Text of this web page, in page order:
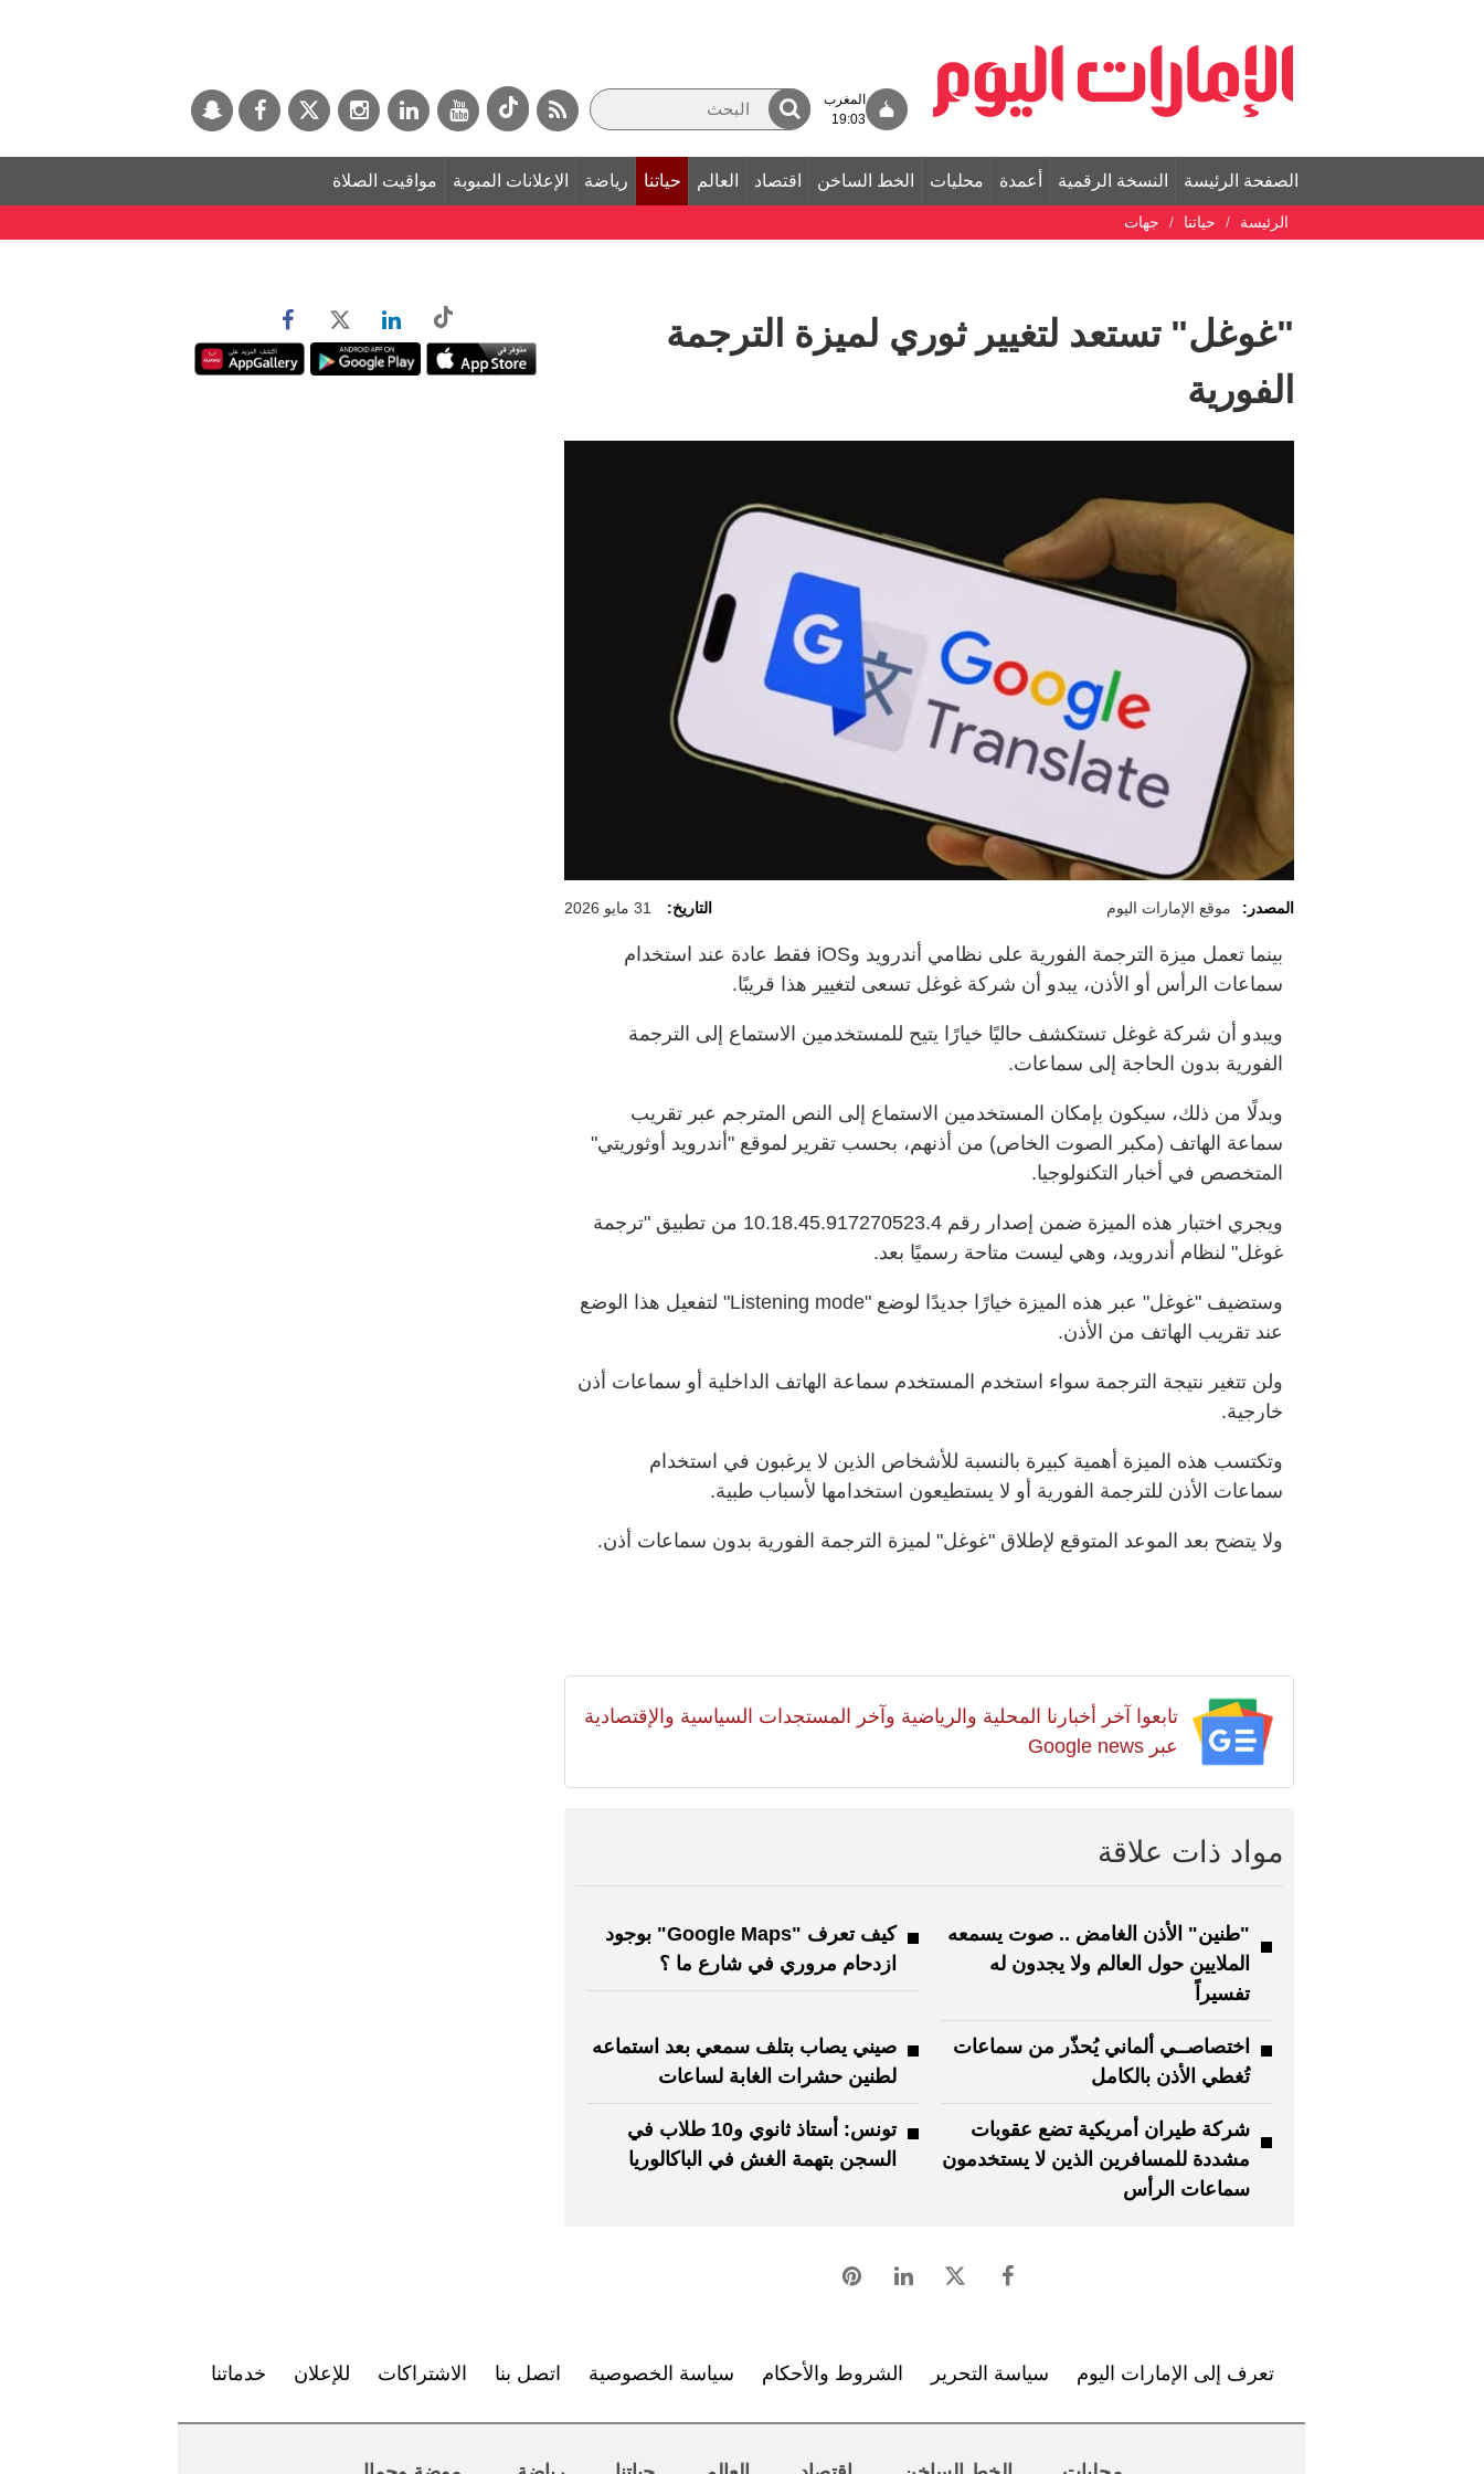
المغرب
19:03
الصفحة الرئيسة النسخة الرقمية أعمدة محليات الخط الساخن اقتصاد العالم حياتنا رياضة الإعلانات المبوبة مواقيت الصلاة
الرئيسة حياتنا جهات
"غوغل" تستعد لتغيير ثوري لميزة الترجمة
الفورية
المصدر: موقع الإمارات اليوم التاريخ: 31 مايو 2026
بينما تعمل ميزة الترجمة الفورية على نظامي أندرويد وiOS فقط عادة عند استخدام
سماعات الرأس أو الأذن، يبدو أن شركة غوغل تسعى لتغيير هذا قريبًا.
ويبدو أن شركة غوغل تستكشف حاليًا خيارًا يتيح للمستخدمين الاستماع إلى الترجمة
الفورية بدون الحاجة إلى سماعات.
وبدلًا من ذلك، سيكون بإمكان المستخدمين الاستماع إلى النص المترجم عبر تقريب
سماعة الهاتف (مكبر الصوت الخاص) من أذنهم، بحسب تقرير لموقع "أندرويد أوثوريتي"
المتخصص في أخبار التكنولوجيا.
ويجري اختبار هذه الميزة ضمن إصدار رقم 10.18.45.917270523.4 من تطبيق "ترجمة
غوغل" لنظام أندرويد، وهي ليست متاحة رسميًا بعد.
وستضيف "غوغل" عبر هذه الميزة خيارًا جديدًا لوضع "Listening mode" لتفعيل هذا الوضع
عند تقريب الهاتف من الأذن.
ولن تتغير نتيجة الترجمة سواء استخدم المستخدم سماعة الهاتف الداخلية أو سماعات أذن
خارجية.
وتكتسب هذه الميزة أهمية كبيرة بالنسبة للأشخاص الذين لا يرغبون في استخدام
سماعات الأذن للترجمة الفورية أو لا يستطيعون استخدامها لأسباب طبية.
ولا يتضح بعد الموعد المتوقع لإطلاق "غوغل" لميزة الترجمة الفورية بدون سماعات أذن.
تابعوا آخر أخبارنا المحلية والرياضية وآخر المستجدات السياسية والإقتصادية
عبر Google news
مواد ذات علاقة
"طنين" الأذن الغامض .. صوت يسمعه
الملايين حول العالم ولا يجدون له
تفسيراً
كيف تعرف "Google Maps" بوجود
ازدحام مروري في شارع ما ؟
اختصاصــي ألماني يُحذّر من سماعات
تُغطي الأذن بالكامل
صيني يصاب بتلف سمعي بعد استماعه
لطنين حشرات الغابة لساعات
شركة طيران أمريكية تضع عقوبات
مشددة للمسافرين الذين لا يستخدمون
سماعات الرأس
تونس: أستاذ ثانوي و10 طلاب في
السجن بتهمة الغش في الباكالوريا
تعرف إلى الإمارات اليوم سياسة التحرير الشروط والأحكام سياسة الخصوصية اتصل بنا الاشتراكات للإعلان خدماتنا